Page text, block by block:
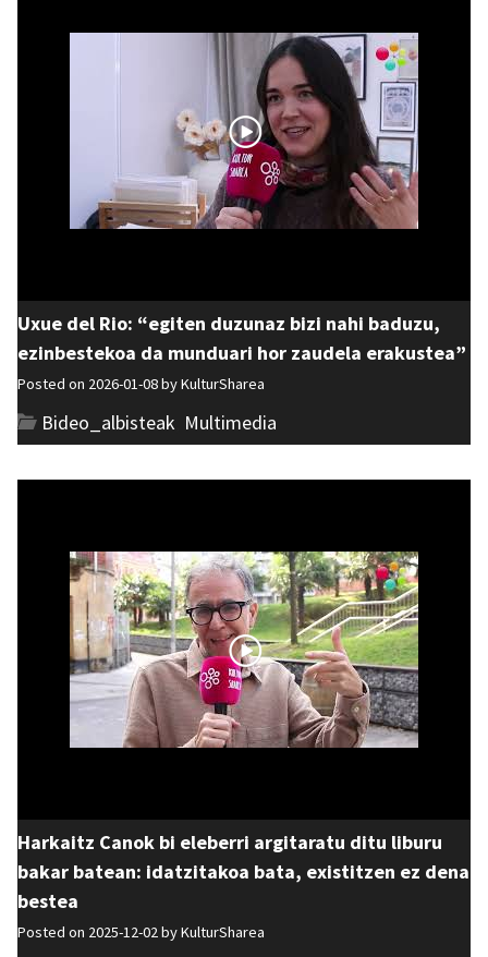
Uxue del Rio: “egiten duzunaz bizi nahi baduzu,
ezinbestekoa da munduari hor zaudela erakustea”
Posted on 2026-01-08 byKulturSharea
Bideo_albisteak Multimedia
Harkaitz Canok bi eleberri argitaratu ditu liburu
bakar batean: idatzitakoa bata, existitzen ez dena
bestea
Posted on 2025-12-02 byKulturSharea